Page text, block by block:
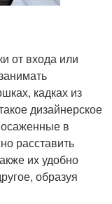
от входа или
кадках из
дизайнерское
в
расставить
их удобно
образуя